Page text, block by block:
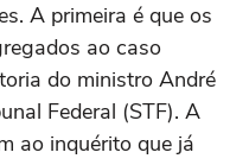
A primeira é que os
ao caso
do ministro André
Federal (STF). A
ao inquérito que já